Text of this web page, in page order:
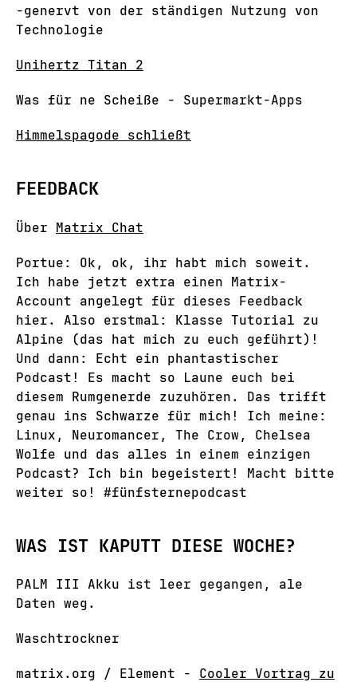
-genervt von der ständigen Nutzung von
Technologie
Unihertz Titan 2
Was für ne Scheiße - Supermarkt-Apps
Himmelspagode schließt
FEEDBACK
Über Matrix Chat
Portue: Ok, ok, ihr habt mich soweit.
Ich habe jetzt extra einen Matrix-
Account angelegt für dieses Feedback
hier. Also erstmal: Klasse Tutorial zu
Alpine (das hat mich zu euch geführt)!
Und dann: Echt ein phantastischer
Podcast! Es macht so Laune euch bei
diesem Rumgenerde zuzuhören. Das trifft
genau ins Schwarze für mich! Ich meine:
Linux, Neuromancer, The Crow, Chelsea
Wolfe und das alles in einem einzigen
Podcast? Ich bin begeistert! Macht bitte
weiter so! #fünfsternepodcast
WAS IST KAPUTT DIESE WOCHE?
PALM III Akku ist leer gegangen, ale
Daten weg.
Waschtrockner
matrix.org / Element - Cooler Vortrag zu